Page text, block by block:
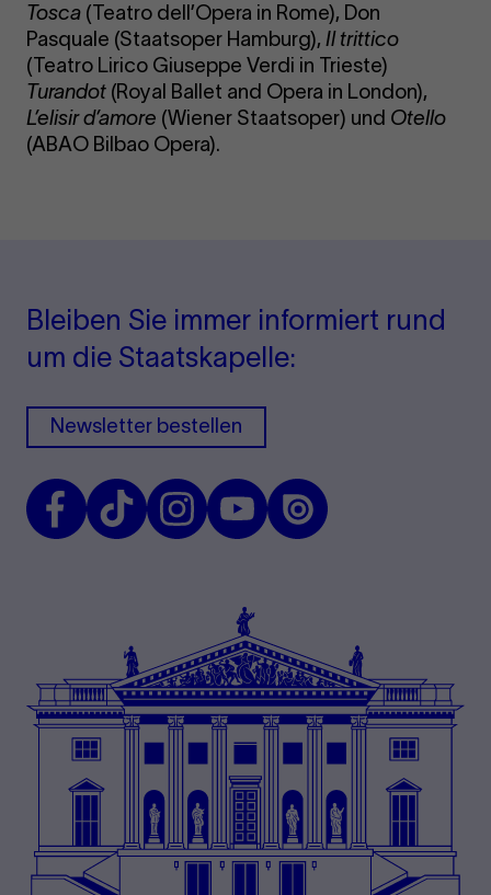
Tosca (Teatro dell’Opera in Rome), Don
Pasquale (Staatsoper Hamburg),Il trittico
(Teatro Lirico Giuseppe Verdi in Trieste)
Turandot (Royal Ballet and Opera in London),
L’elisir d’amore (Wiener Staatsoper) und Otello
(ABAO Bilbao Opera).
Bleiben Sie immer informiert rund
um die Staatskapelle:
Newsletter bestellen
FacebookTikTokInstagramYoutubeIssuu